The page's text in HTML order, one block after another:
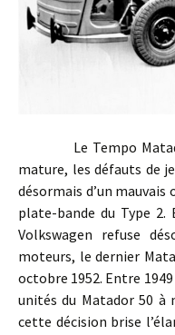
Le Tempo Matador
mature, les défauts de
désormais d’un
plate-bande du Type 2.
Volkswagen refuse
moteurs, le dernier
octobre 1952. Entre
unités du Matador 50 à
cette décision brise